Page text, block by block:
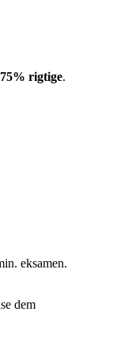
75% rigtige.
eksamen.
dem